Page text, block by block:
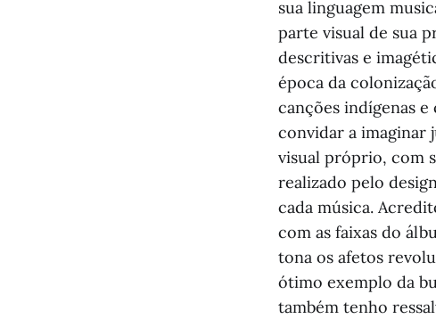
sua linguagem
parte visual de sua
descritivas e
época da
canções indígenas
convidar a imaginar
visual próprio, com
realizado pelo
cada música.
com as faixas do
tona os afetos
ótimo exemplo da
também tenho